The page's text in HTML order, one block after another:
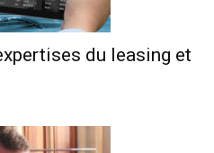
du leasing et